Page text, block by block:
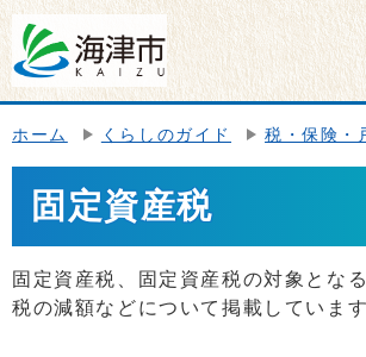
ホーム くらしのガイド 税・保険・
固定資産税
固定資産税、固定資産税の対象とな
税の減額などについて掲載しています